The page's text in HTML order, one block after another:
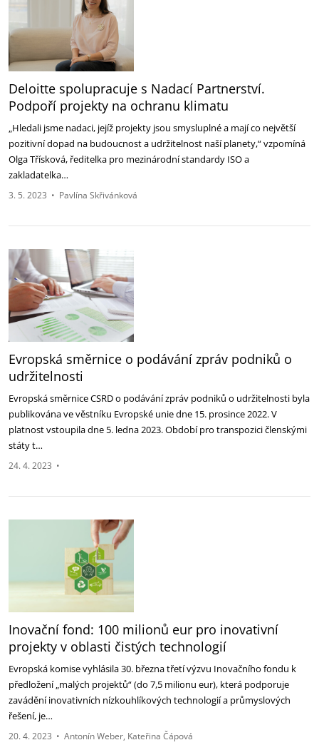
Deloitte spolupracuje s Nadací Partnerství.
Podpoří projekty na ochranu klimatu
„Hledali jsme nadaci, jejíž projekty jsou smysluplné a mají co největší
pozitivní dopad na budoucnost a udržitelnost naší planety,“ vzpomíná
Olga Třísková, ředitelka pro mezinárodní standardy ISO a
zakladatelka…
3. 5. 2023 • Pavlína Skřivánková
Evropská směrnice o podávání zpráv podniků o
udržitelnosti
Evropská směrnice CSRD o podávání zpráv podniků o udržitelnosti byla
publikována ve věstníku Evropské unie dne 15. prosince 2022. V
platnost vstoupila dne 5. ledna 2023. Období pro transpozici členskými
státy t…
24. 4. 2023 •
Inovační fond: 100 milionů eur pro inovativní
projekty v oblasti čistých technologií
Evropská komise vyhlásila 30. března třetí výzvu Inovačního fondu k
předložení „malých projektů“ (do 7,5 milionu eur), která podporuje
zavádění inovativních nízkouhlíkových technologií a průmyslových
řešení, je…
20. 4. 2023 • Antonín Weber Kateřina Čápová